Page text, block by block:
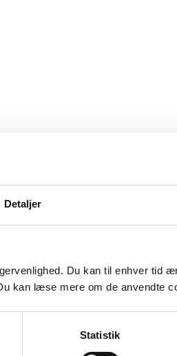
Detaljer
Du kan til enhver tid
kan læse mere om de anvendte
Statistik